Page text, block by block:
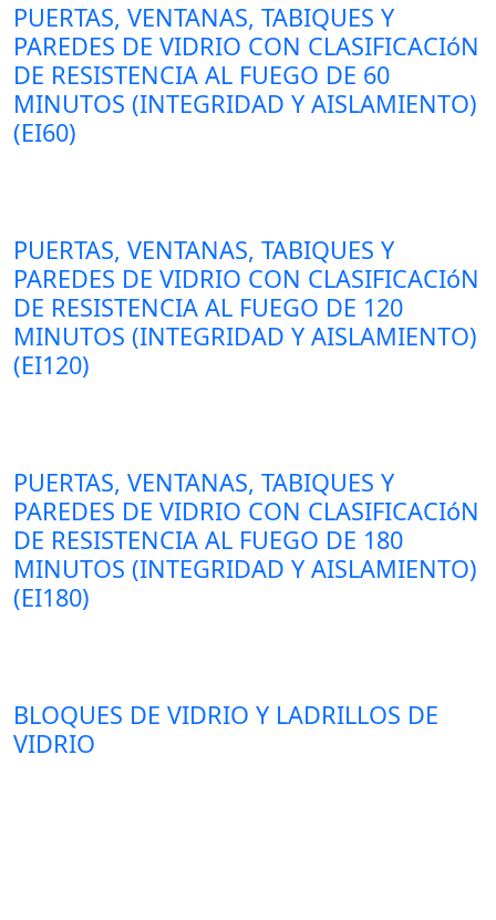
PUERTAS, VENTANAS, TABIQUES Y
PAREDES DE VIDRIO CON CLASIFICACIóN
DE RESISTENCIA AL FUEGO DE 60
MINUTOS (INTEGRIDAD Y AISLAMIENTO)
(EI60)
PUERTAS, VENTANAS, TABIQUES Y
PAREDES DE VIDRIO CON CLASIFICACIóN
DE RESISTENCIA AL FUEGO DE 120
MINUTOS (INTEGRIDAD Y AISLAMIENTO)
(EI120)
PUERTAS, VENTANAS, TABIQUES Y
PAREDES DE VIDRIO CON CLASIFICACIóN
DE RESISTENCIA AL FUEGO DE 180
MINUTOS (INTEGRIDAD Y AISLAMIENTO)
(EI180)
BLOQUES DE VIDRIO Y LADRILLOS DE
VIDRIO